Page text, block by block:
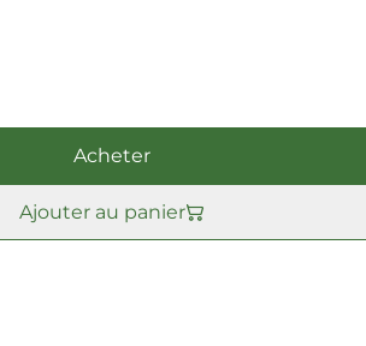
Acheter
Ajouter au panier